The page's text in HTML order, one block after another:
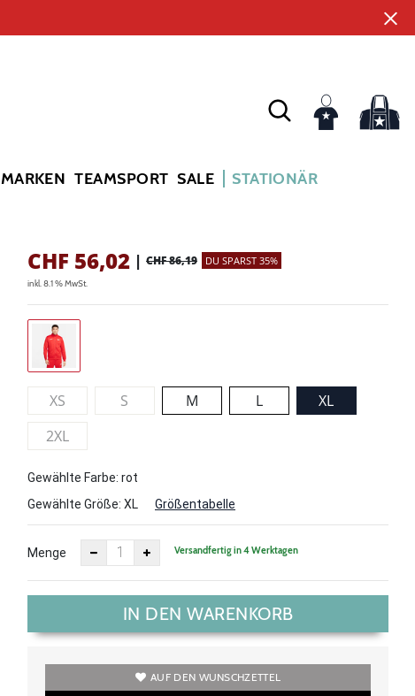
MARKEN TEAMSPORT SALE STATIONÄR
CHF 56,02 | CHF 86,19 DU SPARST 35%
inkl. 8.1 % MwSt.
XS S M L
XL
2XL
Gewählte Farbe: rot
Gewählte Größe: XL Größentabelle
Menge Versandfertig in 4 Werktagen
IN DEN WARENKORB
AUF DEN WUNSCHZETTEL